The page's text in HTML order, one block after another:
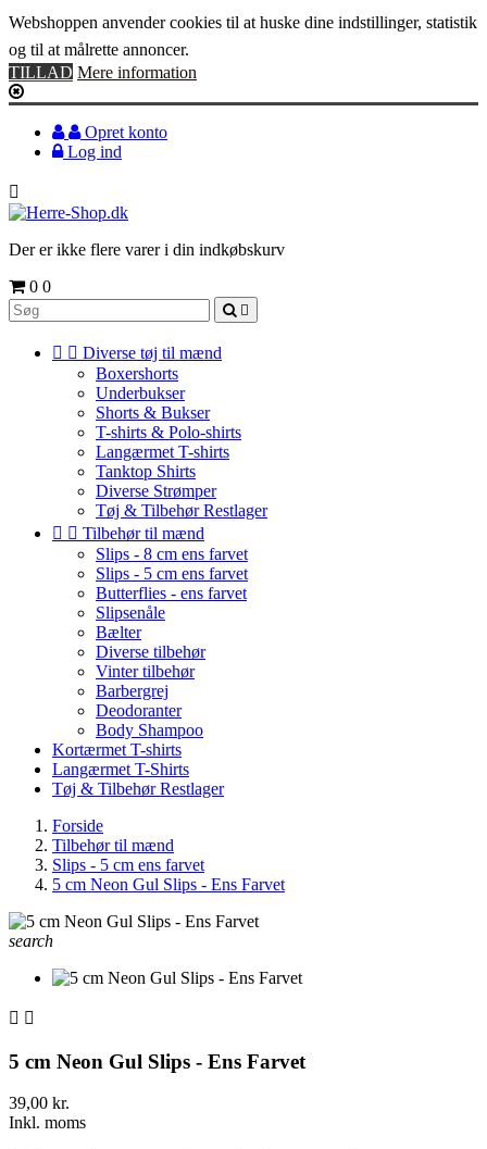
Webshoppen anvender cookies til at huske dine indstillinger, statistik
og til at målrette annoncer.
TILLAD Mere information
Opret konto
Log ind

Der er ikke flere varer i din indkøbskurv
0 0

  Diverse tøj til mænd
Boxershorts
Underbukser
Shorts & Bukser
T-shirts & Polo-shirts
Langærmet T-shirts
Tanktop Shirts
Diverse Strømper
Tøj & Tilbehør Restlager
  Tilbehør til mænd
Slips - 8 cm ens farvet
Slips - 5 cm ens farvet
Butterflies - ens farvet
Slipsenåle
Bælter
Diverse tilbehør
Vinter tilbehør
Barbergrej
Deodoranter
Body Shampoo
Kortærmet T-shirts
Langærmet T-Shirts
Tøj & Tilbehør Restlager
Forside
Tilbehør til mænd
Slips - 5 cm ens farvet
5 cm Neon Gul Slips - Ens Farvet
search
 
5 cm Neon Gul Slips - Ens Farvet
39,00 kr.
Inkl. moms